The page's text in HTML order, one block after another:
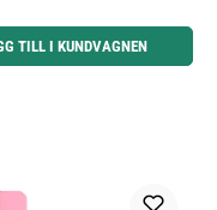
för att öka eller minska kvantiteten.
TILL I KUNDVAGNEN